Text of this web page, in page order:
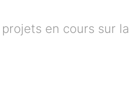
en cours sur la